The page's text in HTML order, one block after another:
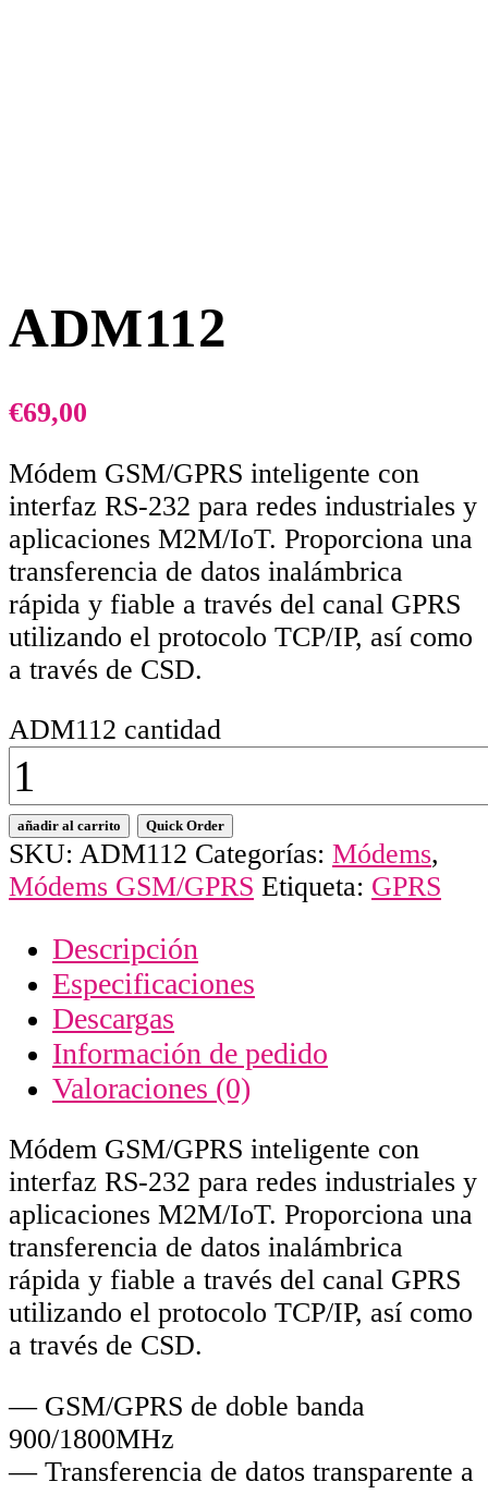
ADM112
€69,00
Módem GSM/GPRS inteligente con
interfaz RS-232 para redes industriales y
aplicaciones M2M/IoT. Proporciona una
transferencia de datos inalámbrica
rápida y fiable a través del canal GPRS
utilizando el protocolo TCP/IP, así como
a través de CSD.
ADM112 cantidad
añadir al carrito Quick Order
SKU: ADM112 Categorías: Módems,
Módems GSM/GPRS Etiqueta: GPRS
Descripción
Especificaciones
Descargas
Información de pedido
Valoraciones (0)
Módem GSM/GPRS inteligente con
interfaz RS-232 para redes industriales y
aplicaciones M2M/IoT. Proporciona una
transferencia de datos inalámbrica
rápida y fiable a través del canal GPRS
utilizando el protocolo TCP/IP, así como
a través de CSD.
— GSM/GPRS de doble banda
900/1800MHz
— Transferencia de datos transparente a